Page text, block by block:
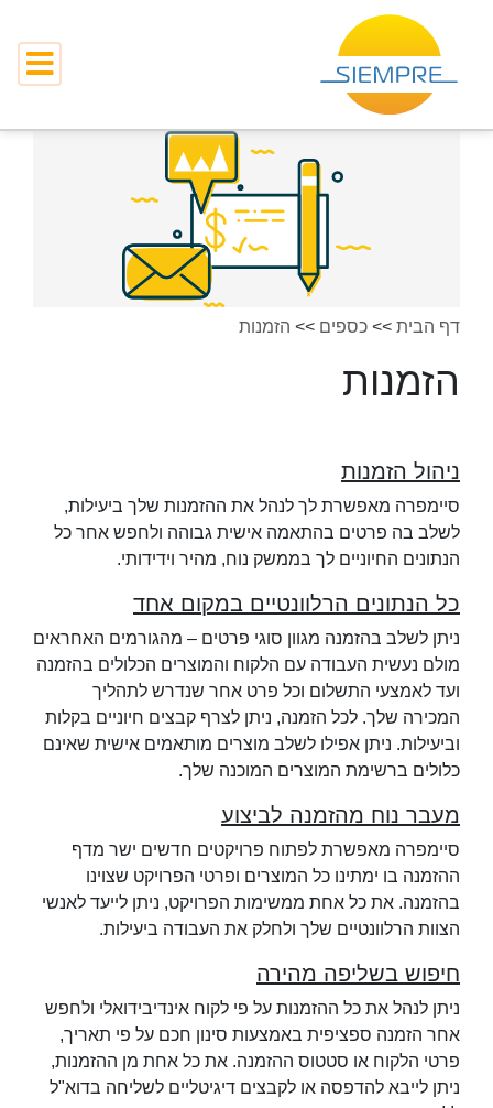
דף הבית >> כספים >> הזמנות
הזמנות
ניהול הזמנות
סיימפרה מאפשרת לך לנהל את ההזמנות שלך ביעילות,
לשלב בה פרטים בהתאמה אישית גבוהה ולחפש אחר כל
הנתונים החיוניים לך בממשק נוח, מהיר וידידותי.
כל הנתונים הרלוונטיים במקום אחד
ניתן לשלב בהזמנה מגוון סוגי פרטים – מהגורמים האחראים
מולם נעשית העבודה עם הלקוח והמוצרים הכלולים בהזמנה
ועד לאמצעי התשלום וכל פרט אחר שנדרש לתהליך
המכירה שלך. לכל הזמנה, ניתן לצרף קבצים חיוניים בקלות
וביעילות. ניתן אפילו לשלב מוצרים מותאמים אישית שאינם
כלולים ברשימת המוצרים המוכנה שלך.
מעבר נוח מהזמנה לביצוע
סיימפרה מאפשרת לפתוח פרויקטים חדשים ישר מדף
ההזמנה בו ימתינו כל המוצרים ופרטי הפרויקט שצוינו
בהזמנה. את כל אחת ממשימות הפרויקט, ניתן לייעד לאנשי
הצוות הרלוונטיים שלך ולחלק את העבודה ביעילות.
חיפוש בשליפה מהירה
ניתן לנהל את כל ההזמנות על פי לקוח אינדיבידואלי ולחפש
אחר הזמנה ספציפית באמצעות סינון חכם על פי תאריך,
פרטי הלקוח או סטטוס ההזמנה. את כל אחת מן ההזמנות,
ניתן לייבא להדפסה או לקבצים דיגיטליים לשליחה בדוא"ל